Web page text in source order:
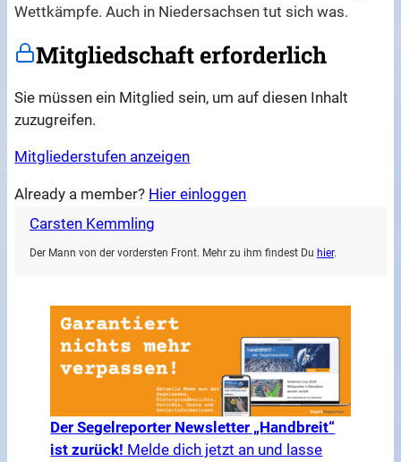
Wettkämpfe. Auch in Niedersachsen tut sich was.
Mitgliedschaft erforderlich
Sie müssen ein Mitglied sein, um auf diesen Inhalt
zuzugreifen.
Mitgliederstufen anzeigen
Already a member? Hier einloggen
Carsten Kemmling
Der Mann von der vordersten Front. Mehr zu ihm findest Du hier.
Der Segelreporter Newsletter „Handbreit“
ist zurück! Melde dich jetzt an und lasse